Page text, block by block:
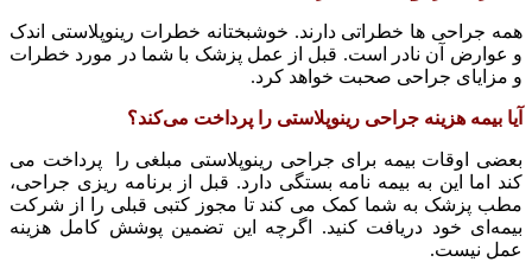
همه جراحی ها خطراتی دارند. خوشبختانه خطرات رینوپلاستی اندک
و عوارض آن نادر است. قبل از عمل پزشک با شما در مورد خطرات
و مزایای جراحی صحبت خواهد کرد.
آیا بیمه هزینه جراحی رینوپلاستی را پرداخت می‌کند؟
بعضی اوقات بیمه برای جراحی رینوپلاستی مبلغی را پرداخت می
کند اما این به بیمه نامه بستگی دارد. قبل از برنامه ریزی جراحی،
مطب پزشک به شما کمک می کند تا مجوز کتبی قبلی را از شرکت
بیمه‌ای خود دریافت کنید. اگرچه این تضمین پوشش کامل هزینه
عمل نیست.